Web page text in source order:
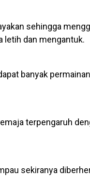
sehingga
letih dan mengantuk.
banyak
terpengaruh
sekiranya